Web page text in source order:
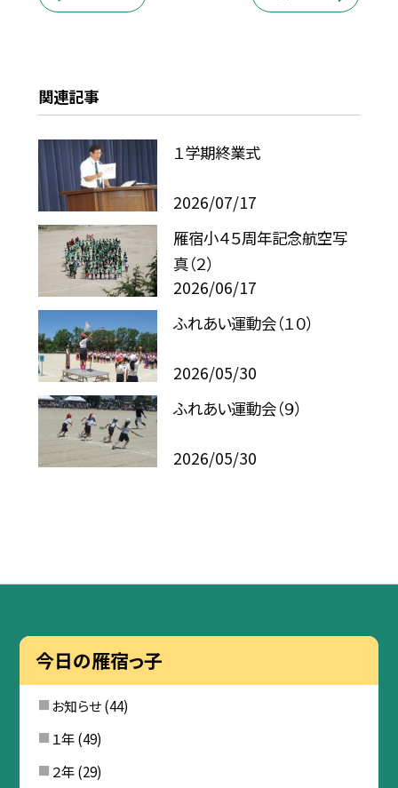
関連記事
１学期終業式
2026/07/17
雁宿小４５周年記念航空写
真（２）
2026/06/17
ふれあい運動会（１０）
2026/05/30
ふれあい運動会（９）
2026/05/30
今日の雁宿っ子
お知らせ(44)
１年(49)
２年(29)